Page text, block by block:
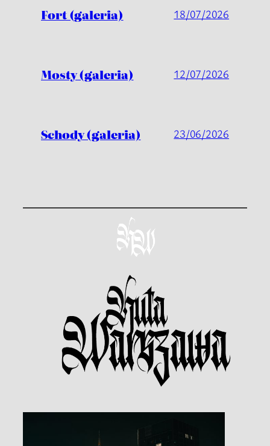
Fort (galeria) 18/07/2026
Mosty (galeria) 12/07/2026
Schody (galeria) 23/06/2026